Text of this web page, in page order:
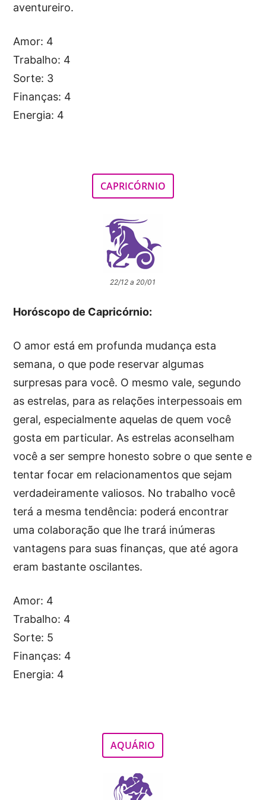
aventureiro.
Amor: 4
Trabalho: 4
Sorte: 3
Finanças: 4
Energia: 4
CAPRICÓRNIO
22/12 a 20/01
Horóscopo de Capricórnio:
O amor está em profunda mudança esta
semana, o que pode reservar algumas
surpresas para você. O mesmo vale, segundo
as estrelas, para as relações interpessoais em
geral, especialmente aquelas de quem você
gosta em particular. As estrelas aconselham
você a ser sempre honesto sobre o que sente e
tentar focar em relacionamentos que sejam
verdadeiramente valiosos. No trabalho você
terá a mesma tendência: poderá encontrar
uma colaboração que lhe trará inúmeras
vantagens para suas finanças, que até agora
eram bastante oscilantes.
Amor: 4
Trabalho: 4
Sorte: 5
Finanças: 4
Energia: 4
AQUÁRIO